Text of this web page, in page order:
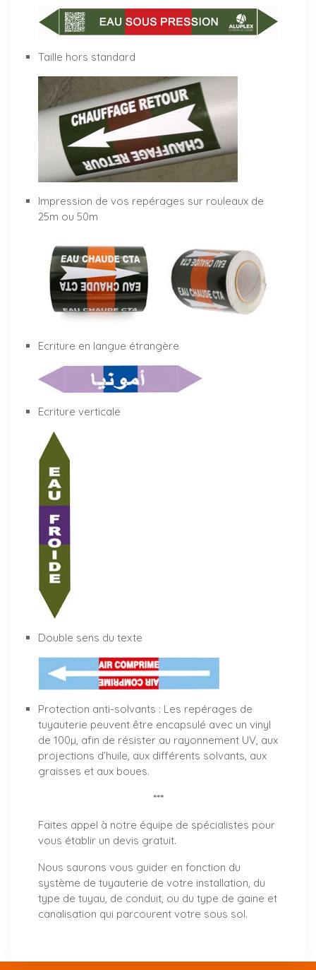
Taille hors standard
Impression de vos repérages sur rouleaux de
25m ou 50m
Ecriture en langue étrangère
Ecriture verticale
Double sens du texte
Protection anti-solvants : Les repérages de
tuyauterie peuvent être encapsulé avec un vinyl
de 100µ, afin de résister au rayonnement UV, aux
projections d’huile, aux différents solvants, aux
graisses et aux boues.
***
Faites appel à notre équipe de spécialistes pour
vous établir un devis gratuit.
Nous saurons vous guider en fonction du
système de tuyauterie de votre installation, du
type de tuyau, de conduit, ou du type de gaine et
canalisation qui parcourent votre sous sol.